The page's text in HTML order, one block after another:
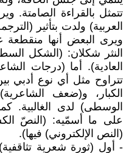
تتمثل بالقراءة الصامتة.
العربية) ولدت بتأثير
ويرى البعض أنها منقطعة
النثر شكلان: (الشكل
العادية). أما (درجات
تتراوح مثل أي نوع أدبي
الكبار، و(ضعف
الوسطى) لدى الغالبية.
على ما أسمّيه: (النصّ
(النص الإلكتروني) فيها).
- أول (ثورة شعرية